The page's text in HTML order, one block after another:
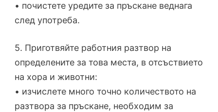
• почистете уредите за пръскане веднага
след употреба.
5. Приготвяйте работния разтвор на
определените за това места, в отсъствието
на хора и животни:
• изчислете много точно количеството на
разтвора за пръскане, необходим за